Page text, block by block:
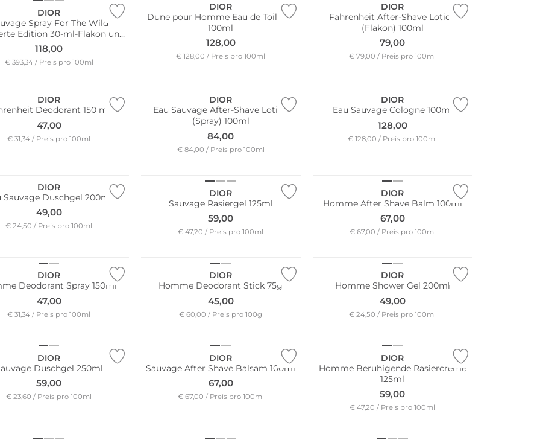
DIOR
Spray For The Wild
Edition 30-ml-Flakon und
Case
118,00
€ 393,34 / Preis pro 100ml
DIOR
Dune pour Homme Eau de Toilette
100ml
128,00
€ 128,00 / Preis pro 100ml
DIOR
Fahrenheit After-Shave Lotion
(Flakon) 100ml
79,00
€ 79,00 / Preis pro 100ml
DIOR
Deodorant 150 ml
47,00
€ 31,34 / Preis pro 100ml
DIOR
Eau Sauvage After-Shave Lotion
(Spray) 100ml
84,00
€ 84,00 / Preis pro 100ml
DIOR
Eau Sauvage Cologne 100ml
128,00
€ 128,00 / Preis pro 100ml
DIOR
Sauvage Duschgel 200ml
49,00
€ 24,50 / Preis pro 100ml
DIOR
Sauvage Rasiergel 125ml
59,00
€ 47,20 / Preis pro 100ml
DIOR
Homme After Shave Balm 100ml
67,00
€ 67,00 / Preis pro 100ml
DIOR
Deodorant Spray 150ml
47,00
€ 31,34 / Preis pro 100ml
DIOR
Homme Deodorant Stick 75g
45,00
€ 60,00 / Preis pro 100g
DIOR
Homme Shower Gel 200ml
49,00
€ 24,50 / Preis pro 100ml
DIOR
Duschgel 250ml
59,00
€ 23,60 / Preis pro 100ml
DIOR
Sauvage After Shave Balsam 100ml
67,00
€ 67,00 / Preis pro 100ml
DIOR
Homme Beruhigende Rasiercreme
125ml
59,00
€ 47,20 / Preis pro 100ml